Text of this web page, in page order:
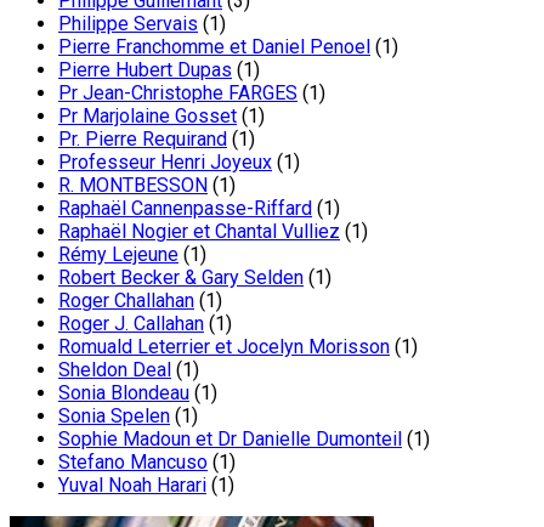
Philippe Servais (1)
Pierre Franchomme et Daniel Penoel (1)
Pierre Hubert Dupas (1)
Pr Jean-Christophe FARGES (1)
Pr Marjolaine Gosset (1)
Pr. Pierre Requirand (1)
Professeur Henri Joyeux (1)
R. MONTBESSON (1)
Raphaël Cannenpasse-Riffard (1)
Raphaël Nogier et Chantal Vulliez (1)
Rémy Lejeune (1)
Robert Becker & Gary Selden (1)
Roger Challahan (1)
Roger J. Callahan (1)
Romuald Leterrier et Jocelyn Morisson (1)
Sheldon Deal (1)
Sonia Blondeau (1)
Sonia Spelen (1)
Sophie Madoun et Dr Danielle Dumonteil (1)
Stefano Mancuso (1)
Yuval Noah Harari (1)